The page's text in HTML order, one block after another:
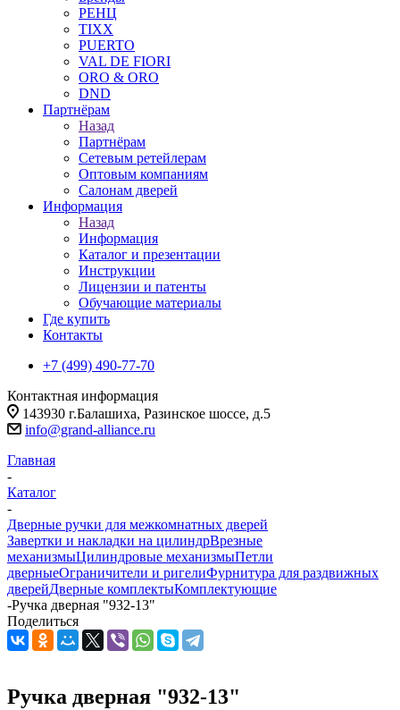
РЕНЦ
TIXX
PUERTO
VAL DE FIORI
ORO & ORO
DND
Партнёрам
Назад
Партнёрам
Сетевым ретейлерам
Оптовым компаниям
Салонам дверей
Информация
Назад
Информация
Каталог и презентации
Инструкции
Лицензии и патенты
Обучающие материалы
Где купить
Контакты
+7 (499) 490-77-70
Контактная информация
143930 г.Балашиха, Разинское шоссе, д.5
info@grand-alliance.ru
Главная
-
Каталог
-
Дверные ручки для межкомнатных дверей
Завертки и накладки на цилиндрВрезные
механизмыЦилиндровые механизмыПетли
дверныеОграничители и ригелиФурнитура для раздвижных
дверейДверные комплектыКомплектующие
-Ручка дверная "932-13"
Поделиться
Ручка дверная "932-13"